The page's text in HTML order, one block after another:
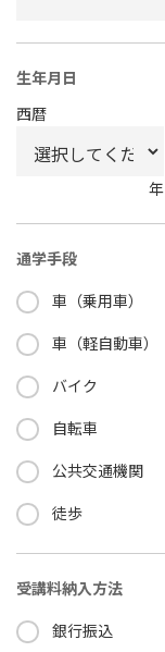
生年月日
西暦
年
通学手段
車（乗用車）
車（軽自動車）
バイク
自転車
公共交通機関
徒歩
受講料納入方法
銀行振込